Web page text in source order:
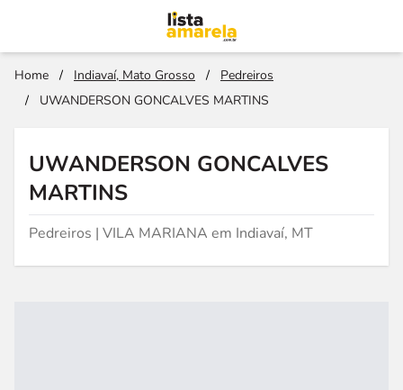
Home / Indiavaí, Mato Grosso /
Pedreiros
/
UWANDERSON GONCALVES MARTINS
UWANDERSON GONCALVES
MARTINS
Pedreiros | VILA MARIANA em Indiavaí, MT